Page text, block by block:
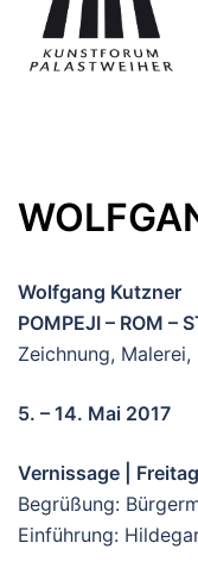
springen
Wolfgang Kutzner
POMPEJI – ROM –
Zeichnung,
5. – 14. Mai 2017
Vernissage |
Begrüßung:
Einführung: